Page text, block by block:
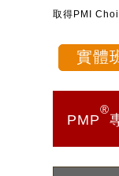
取得PMI
實體
PMP
®